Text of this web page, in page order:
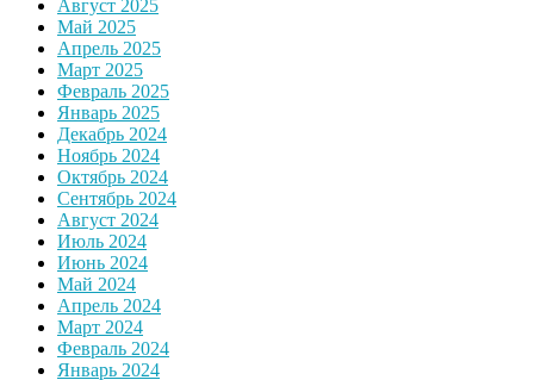
Август 2025
Май 2025
Апрель 2025
Март 2025
Февраль 2025
Январь 2025
Декабрь 2024
Ноябрь 2024
Октябрь 2024
Сентябрь 2024
Август 2024
Июль 2024
Июнь 2024
Май 2024
Апрель 2024
Март 2024
Февраль 2024
Январь 2024